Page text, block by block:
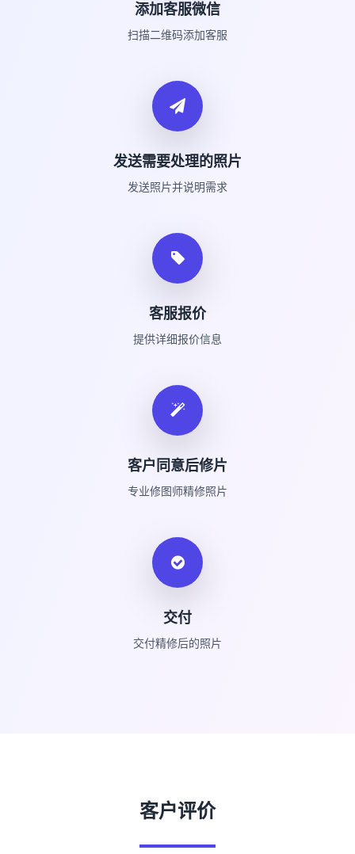
添加客服微信
扫描二维码添加客服
发送需要处理的照片
发送照片并说明需求
客服报价
提供详细报价信息
客户同意后修片
专业修图师精修照片
交付
交付精修后的照片
客户评价